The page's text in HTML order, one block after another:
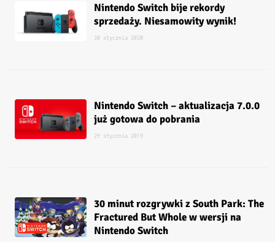
Nintendo Switch bije rekordy
sprzedaży. Niesamowity wynik!
30 stycznia 2020
Nintendo Switch – aktualizacja 7.0.0
już gotowa do pobrania
29 stycznia 2019
30 minut rozgrywki z South Park: The
Fractured But Whole w wersji na
Nintendo Switch